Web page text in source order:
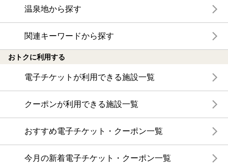
温泉地から探す
関連キーワードから探す
おトクに利用する
電子チケットが利用できる施設一覧
クーポンが利用できる施設一覧
おすすめ電子チケット・クーポン一覧
今月の新着電子チケット・クーポン一覧